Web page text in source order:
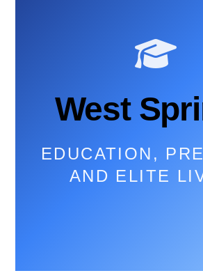
West
EDUCATION,
AND ELITE